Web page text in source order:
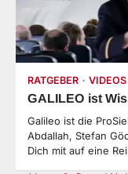
RATGEBER VIDEOS
GALILEO ist
Galileo ist die
Abdallah, Stefan
Dich mit auf eine